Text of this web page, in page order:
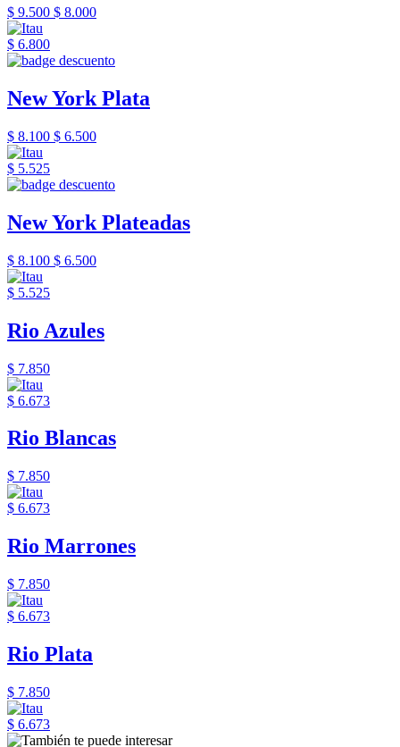
$ 9.500 $ 8.000
$ 6.800
New York Plata
$ 8.100 $ 6.500
$ 5.525
New York Plateadas
$ 8.100 $ 6.500
$ 5.525
Rio Azules
$ 7.850
$ 6.673
Rio Blancas
$ 7.850
$ 6.673
Rio Marrones
$ 7.850
$ 6.673
Rio Plata
$ 7.850
$ 6.673